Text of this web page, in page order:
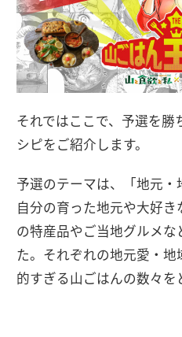
それではここで、予選を
シピをご紹介します。
予選のテーマは、「地元・
自分の育った地元や大好
の特産品やご当地グルメな
た。それぞれの地元愛・
的すぎる山ごはんの数々を